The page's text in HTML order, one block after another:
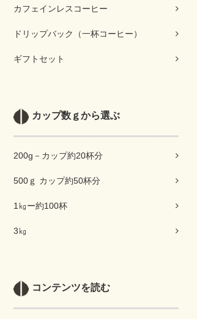
カフェインレスコーヒー
ドリップバック（一杯コーヒー）
ギフトセット
カップ数ｇから選ぶ
200g－カップ約20杯分
500ｇ カップ約50杯分
1㎏ー約100杯
3㎏
コンテンツを読む